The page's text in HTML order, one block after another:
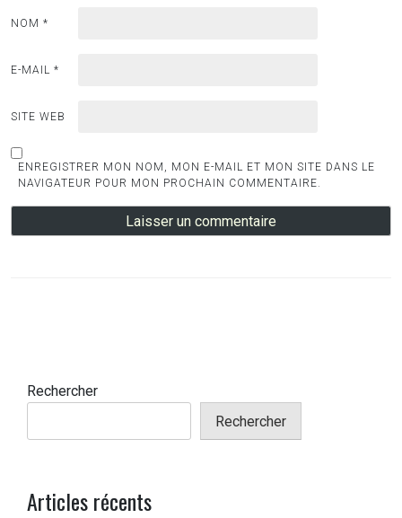
NOM *
E-MAIL *
SITE WEB
ENREGISTRER MON NOM, MON E-MAIL ET MON SITE DANS LE
NAVIGATEUR POUR MON PROCHAIN COMMENTAIRE.
Rechercher
Rechercher
Articles récents